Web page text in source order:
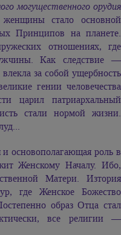
могущественного орудия
стало основной
Принципов на планете.
отношениях, где
Как следствие —
за собой ущербность
гении человечества
царил патриархальный
стали нормой жизни.
основополагающая роль в
Женскому Началу. Ибо,
Матери. Изтория
где Женское Божество
образ Отца стал
все религии —